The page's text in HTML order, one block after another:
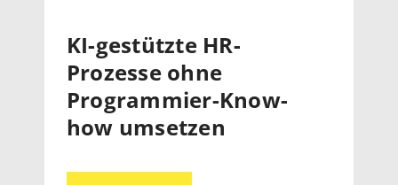
KI-gestützte HR-
Prozesse ohne
Programmier-Know-
how umsetzen